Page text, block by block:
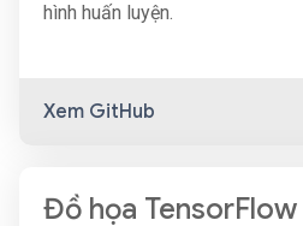
hình huấn luyện.
Xem GitHub
Đồ họa TensorFlow